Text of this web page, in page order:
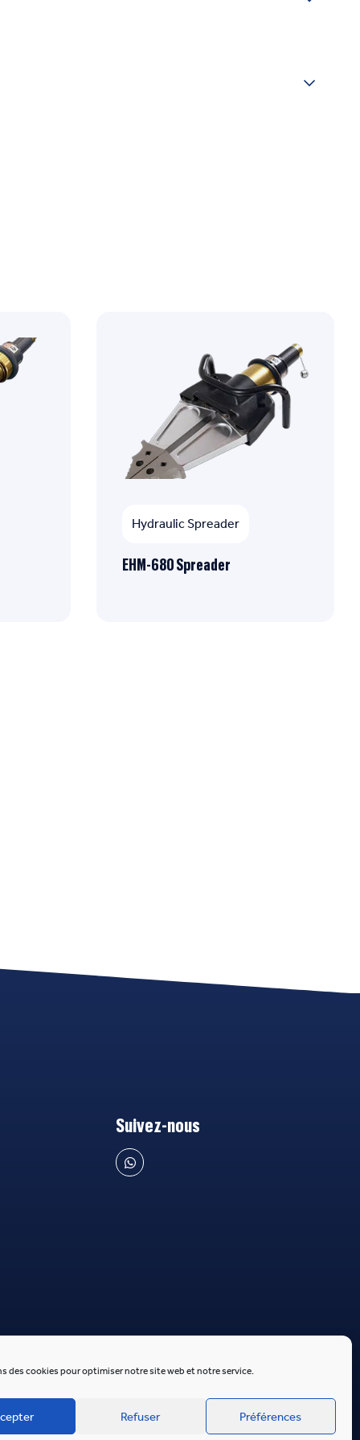
des cookies pour optimiser notre site web et notre service.
Refuser Préférences
Hydraulic Spreader
EHM-680 Spreader
Suivez-nous